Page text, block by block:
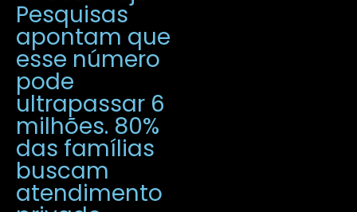
Pesquisas
apontam que
esse número
pode
ultrapassar 6
milhões. 80%
das famílias
buscam
atendimento